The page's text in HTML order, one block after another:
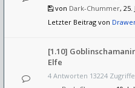
von Dark-Chummer, 25.
Letzter Beitrag von
[1.10]
Elfe
4 Antworten 13224 Zugriffe